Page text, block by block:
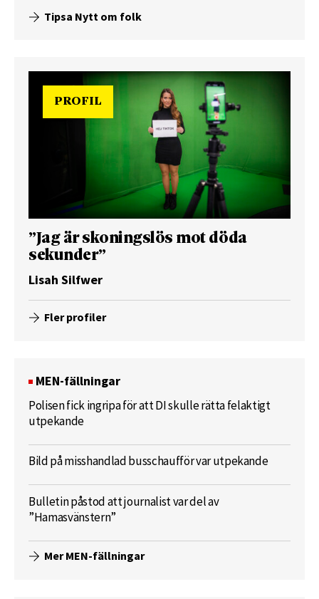
Tipsa Nytt om folk
PROFIL
”Jag är skoningslös mot döda
sekunder”
Lisah Silfwer
Fler profiler
MEN-fällningar
Polisen fick ingripa för att DI skulle rätta felaktigt
utpekande
Bild på misshandlad busschaufför var utpekande
Bulletin påstod att journalist var del av
”Hamasvänstern”
Mer MEN-fällningar